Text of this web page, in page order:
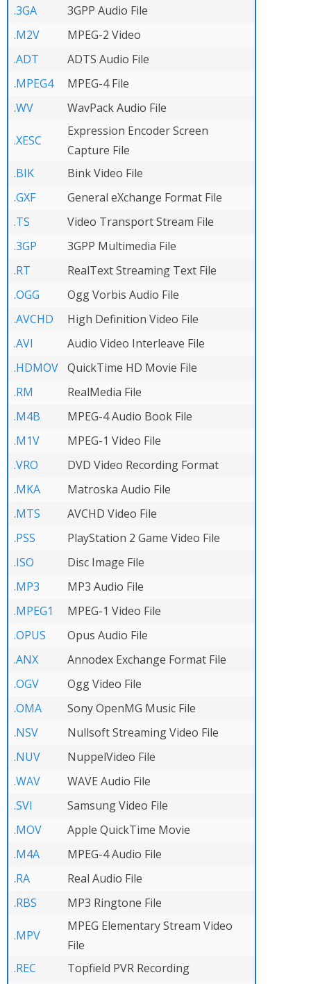
.3GA
3GPP Audio File
.M2V
MPEG-2 Video
.ADT
ADTS Audio File
.MPEG4
MPEG-4 File
.WV
WavPack Audio File
.XESC
Expression Encoder Screen
Capture File
.BIK
Bink Video File
.GXF
General eXchange Format File
.TS
Video Transport Stream File
.3GP
3GPP Multimedia File
.RT
RealText Streaming Text File
.OGG
Ogg Vorbis Audio File
.AVCHD
High Definition Video File
.AVI
Audio Video Interleave File
.HDMOV QuickTime HD Movie File
.RM
RealMedia File
.M4B
MPEG-4 Audio Book File
.M1V
MPEG-1 Video File
.VRO
DVD Video Recording Format
.MKA
Matroska Audio File
.MTS
AVCHD Video File
.PSS
PlayStation 2 Game Video File
.ISO
Disc Image File
.MP3
MP3 Audio File
.MPEG1
MPEG-1 Video File
.OPUS
Opus Audio File
.ANX
Annodex Exchange Format File
.OGV
Ogg Video File
.OMA
Sony OpenMG Music File
.NSV
Nullsoft Streaming Video File
.NUV
NuppelVideo File
.WAV
WAVE Audio File
.SVI
Samsung Video File
.MOV
Apple QuickTime Movie
.M4A
MPEG-4 Audio File
.RA
Real Audio File
.RBS
MP3 Ringtone File
.MPV
MPEG Elementary Stream Video
File
.REC
Topfield PVR Recording